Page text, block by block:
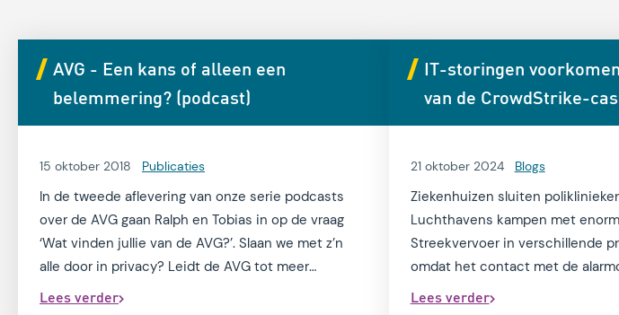
AVG - Een kans of alleen een
belemmering? (podcast)
15 oktober 2018 Publicaties
In de tweede aflevering van onze serie podcasts
over de AVG gaan Ralph en Tobias in op de vraag
‘Wat vinden jullie van de AVG?’. Slaan we met z’n
alle door in privacy? Leidt de AVG tot meer
bureaucratie en mogen we steeds minder?
Lees verder
IT-storingen
van de CrowdStrike-
21 oktober 2024 Blogs
Ziekenhuizen sluiten
Luchthavens kampen met
Streekvervoer in verschillende
omdat het contact met de
verbroken. Veiligheidsregio’s zijn
Lees verder